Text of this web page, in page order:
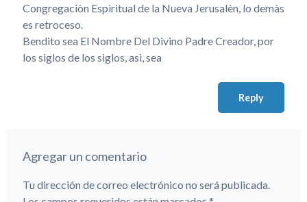
Congregaciòn Espìritual de la Nueva Jerusalèn, lo demàs
es retroceso.
Bendito sea El Nombre Del Divino Padre Creador, por
los siglos de los siglos, asì, sea
Reply
Agregar un comentario
Tu dirección de correo electrónico no será publicada.